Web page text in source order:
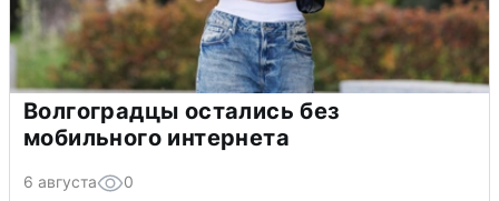
Волгоградцы остались без
мобильного интернета
6 августа 0